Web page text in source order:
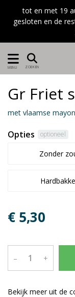
tot en met 19
gesloten en de
MENU ZOEKEN
Gr Friet
met vlaamse
Opties optioneel
Zonder
€ 5,30
– +
Bekijk meer uit de